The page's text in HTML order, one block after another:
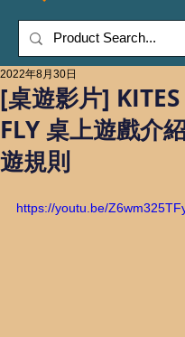
[桌遊影片]
FLY 桌上遊戲介
遊規則
2022年8月30日
https://youtu.be/